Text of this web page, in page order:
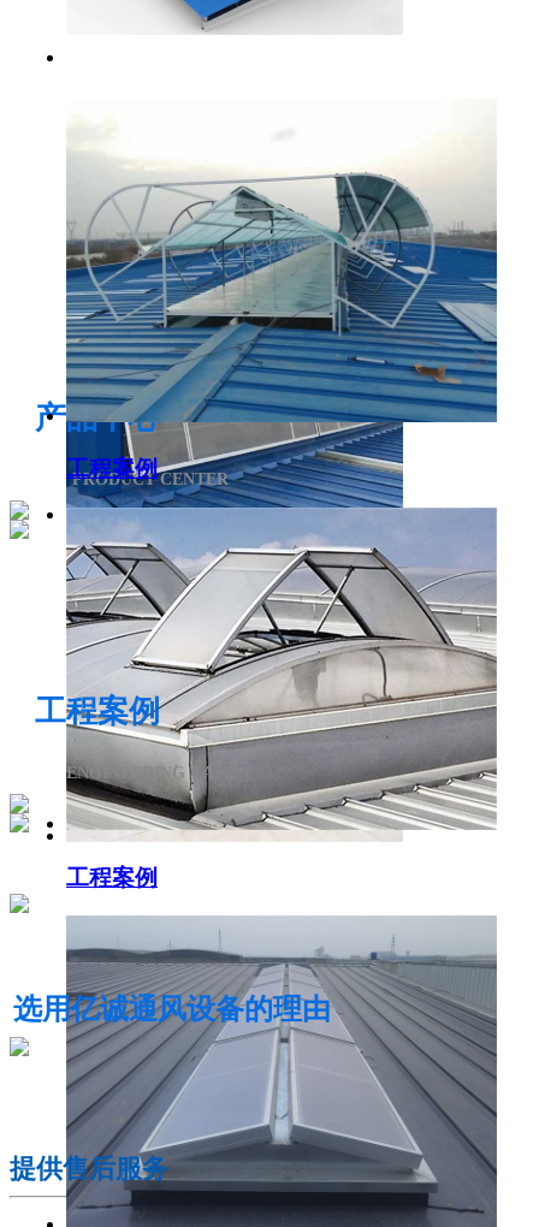
电开启通风气楼
侧开型排烟天窗
电动采光排烟天窗
产品中心
PRODUCT CENTER
工程案例
工程案例
工程案例
ENGINEERING CASE
选用亿诚通风设备的理由
提供售后服务